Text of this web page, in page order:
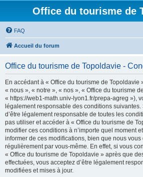
Office du tourisme de
FAQ
Accueil du forum
Office du tourisme de Topoldavie -
En accédant à « Office du tourisme de Topoldavie
« nous », « notre », « nos », « Office du tourisme
« https://web1-math.univ-lyon1.fr/prepa-agreg »),
légalement responsable des conditions suivantes.
d’être légalement responsable de toutes les
pas utiliser et accéder à « Office du tourisme de
modifier ces conditions à n’importe quel moment
informer de ces modifications, bien que nous
régulièrement par vous-même. En effet, si vous
« Office du tourisme de Topoldavie » après que
effectuées, vous acceptez d’être légalement
modifiées et mises à jour.